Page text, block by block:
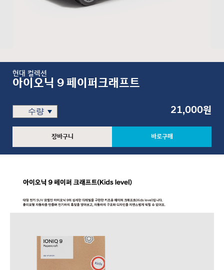
현대 컬렉션
아이오닉 9 페이퍼크래프트
21,000원
장바구니 바로구매